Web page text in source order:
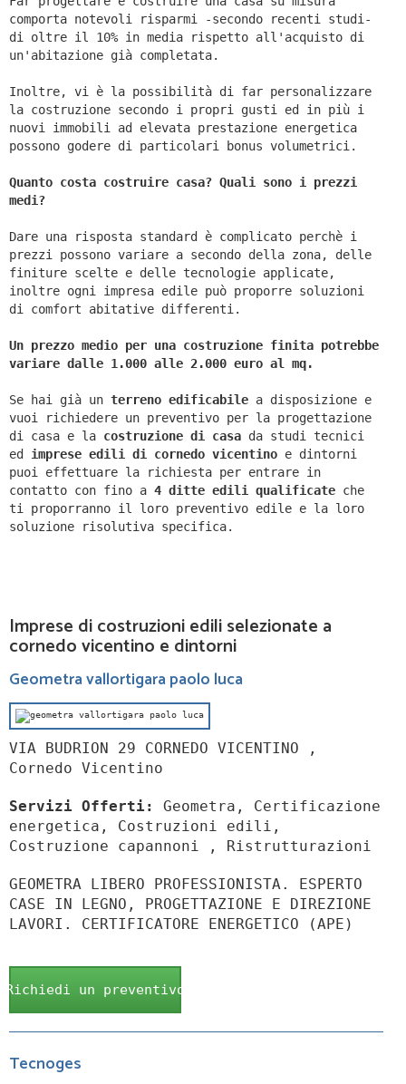
comporta notevoli risparmi -secondo recenti studi-
di oltre il 10% in media rispetto all'acquisto di
un'abitazione già completata.
Inoltre, vi è la possibilità di far personalizzare
la costruzione secondo i propri gusti ed in più i
nuovi immobili ad elevata prestazione energetica
possono godere di particolari bonus volumetrici.
Quanto costa costruire casa? Quali sono i prezzi
medi?
Dare una risposta standard è complicato perchè i
prezzi possono variare a secondo della zona, delle
finiture scelte e delle tecnologie applicate,
inoltre ogni impresa edile può proporre soluzioni
di comfort abitative differenti.
Un prezzo medio per una costruzione finita potrebbe
variare dalle 1.000 alle 2.000 euro al mq.
Se hai già un terreno edificabile a disposizione e
vuoi richiedere un preventivo per la progettazione
di casa e la costruzione di casa da studi tecnici
ed imprese edili di cornedo vicentino e dintorni
puoi effettuare la richiesta per entrare in
contatto con fino a 4 ditte edili qualificate che
ti proporranno il loro preventivo edile e la loro
soluzione risolutiva specifica.
Imprese di costruzioni edili selezionate a
cornedo vicentino e dintorni
Geometra vallortigara paolo luca
VIA BUDRION 29 CORNEDO VICENTINO ,
Cornedo Vicentino
Servizi Offerti:
Geometra, Certificazione
energetica, Costruzioni edili,
Costruzione capannoni , Ristrutturazioni
GEOMETRA LIBERO PROFESSIONISTA. ESPERTO
CASE IN LEGNO, PROGETTAZIONE E DIREZIONE
LAVORI. CERTIFICATORE ENERGETICO (APE)
Richiedi un preventivo
Tecnoges